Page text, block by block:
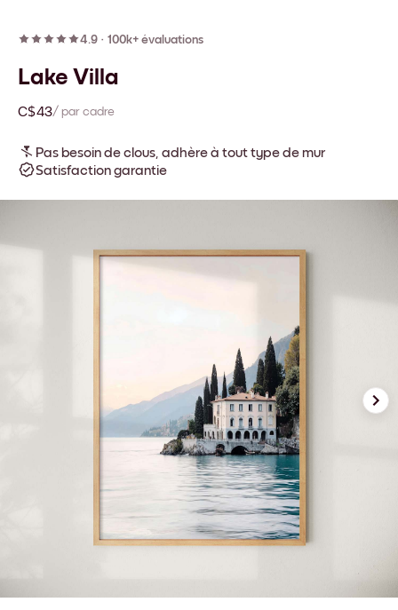
4.9 · 100k+ évaluations
Lake Villa
C$43/ par cadre
Pas besoin de clous, adhère à tout type de mur
Satisfaction garantie